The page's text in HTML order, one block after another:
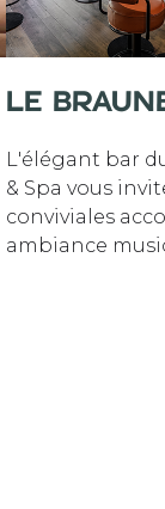
LE
L'élégant bar
& Spa vous
conviviales
ambiance